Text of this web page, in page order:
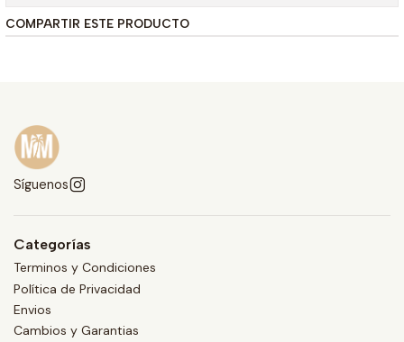
COMPARTIR ESTE PRODUCTO
Síguenos
Categorías
Terminos y Condiciones
Política de Privacidad
Envios
Cambios y Garantias